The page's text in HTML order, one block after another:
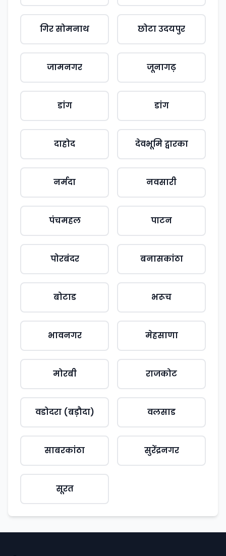
गिर सोमनाथ छोटा उदयपुर
जामनगर जूनागढ़
डांग डांग
दाहोद देवभूमि द्वारका
नर्मदा नवसारी
पंचमहल पाटन
पोरबंदर बनासकांठा
बोटाड भरूच
भावनगर मेहसाणा
मोरबी राजकोट
वडोदरा (बड़ौदा) वलसाड
साबरकांठा सुरेंद्रनगर
सूरत